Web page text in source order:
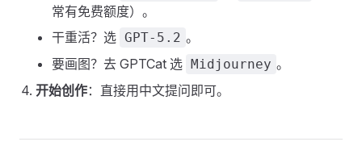
常有免费额度）。
干重活？选 GPT-5.2 。
要画图？去 GPTCat 选 Midjourney 。
开始创作：直接用中文提问即可。